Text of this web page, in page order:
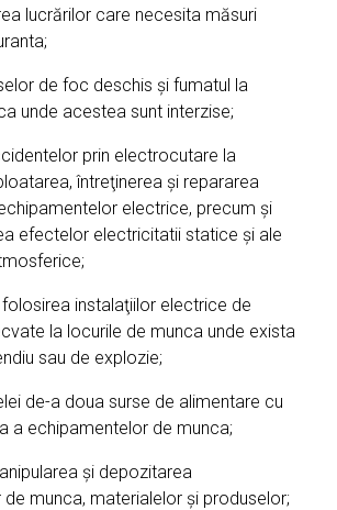
lucrărilor care necesita măsuri
de foc deschis şi fumatul la
unde acestea sunt interzise;
prin electrocutare la
întreţinerea şi repararea
electrice, precum şi
efectelor electricitatii statice şi ale
instalaţiilor electrice de
la locurile de munca unde exista
sau de explozie;
de-a doua surse de alimentare cu
a echipamentelor de munca;
şi depozitarea
munca, materialelor şi produselor;